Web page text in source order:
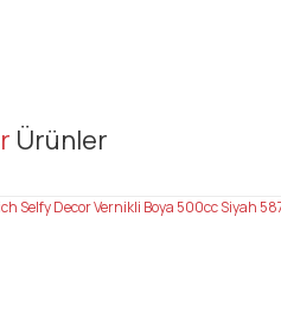
öneri formunu kullanarak
Ürünler